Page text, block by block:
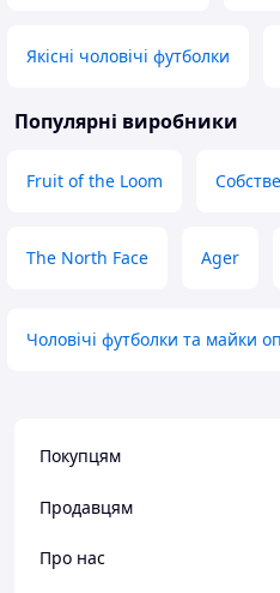
Якісні чоловічі футболки
Популярні виробники
Fruit of the Loom
The North Face Ager
Чоловічі футболки та майки
Покупцям
Продавцям
Про нас